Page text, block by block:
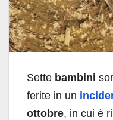
Sette bambini
ferite in un
ottobre, in cui è